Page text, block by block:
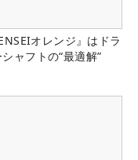
オレンジ』はドラ
ャフトの“最適解”